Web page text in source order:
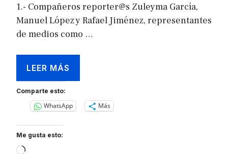
1.- Compañeros reporter@s Zuleyma García,
Manuel López y Rafael Jiménez, representantes
de medios como …
LEER MÁS
Comparte esto:
WhatsApp Más
Me gusta esto:
Loading…